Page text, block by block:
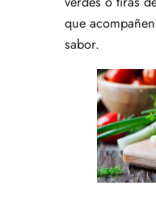
que
sabor.